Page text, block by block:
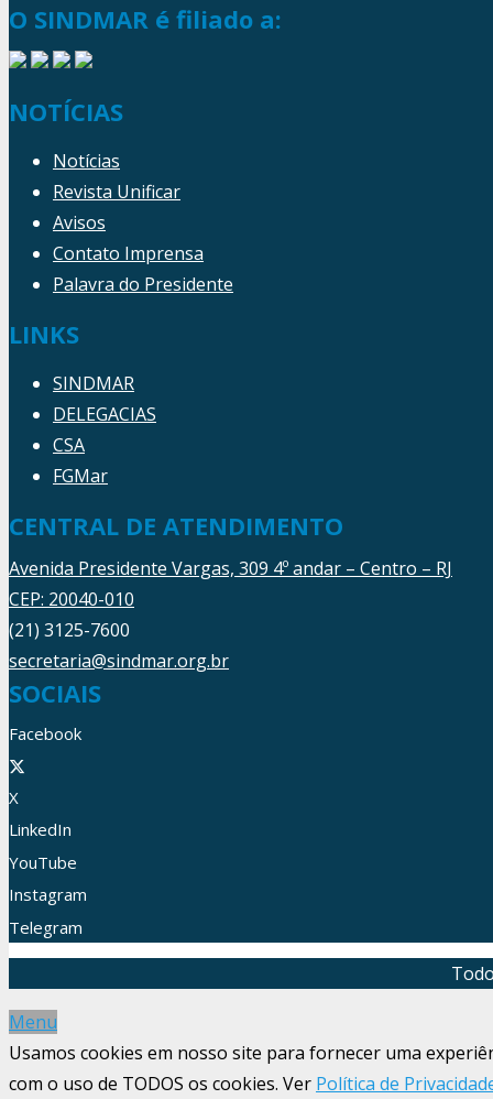
O SINDMAR é filiado a:
NOTÍCIAS
Notícias
Revista Unificar
Avisos
Contato Imprensa
Palavra do Presidente
LINKS
SINDMAR
DELEGACIAS
CSA
FGMar
CENTRAL DE ATENDIMENTO
Avenida Presidente Vargas, 309 4º andar – Centro – RJ
CEP: 20040-010
(21) 3125-7600
secretaria@sindmar.org.br
SOCIAIS
Facebook
X
LinkedIn
YouTube
Instagram
Telegram
Menu
Usamos cookies em nosso site para fornecer uma
com o uso de TODOS os cookies. Ver Política de